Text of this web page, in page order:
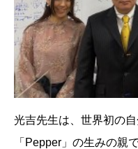
光吉先生は、世界初の
「Pepper」の生みの親で